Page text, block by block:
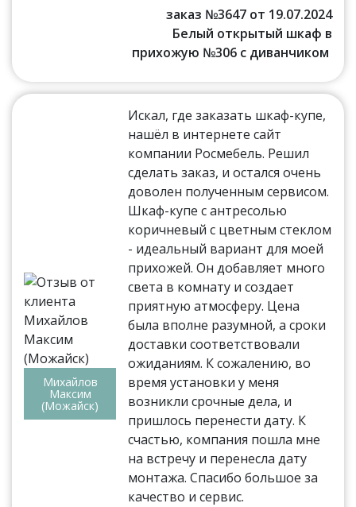
заказ №3647 от 19.07.2024
Белый открытый шкаф в
прихожую №306 с диванчиком
Михайлов
Максим
(Можайск)
Искал, где заказать шкаф-купе,
нашёл в интернете сайт
компании Росмебель. Решил
сделать заказ, и остался очень
доволен полученным сервисом.
Шкаф-купе с антресолью
коричневый с цветным стеклом
- идеальный вариант для моей
прихожей. Он добавляет много
света в комнату и создает
приятную атмосферу. Цена
была вполне разумной, а сроки
доставки соответствовали
ожиданиям. К сожалению, во
время установки у меня
возникли срочные дела, и
пришлось перенести дату. К
счастью, компания пошла мне
на встречу и перенесла дату
монтажа. Спасибо большое за
качество и сервис.